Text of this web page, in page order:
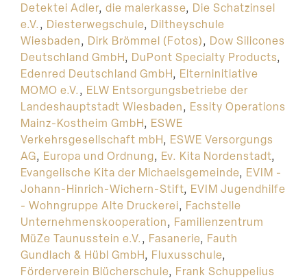
Detektei Adler, die malerkasse, Die Schatzinsel
e.V., Diesterwegschule, Diltheyschule
Wiesbaden, Dirk Brömmel (Fotos), Dow Silicones
Deutschland GmbH, DuPont Specialty Products,
Edenred Deutschland GmbH, Elterninitiative
MOMO e.V., ELW Entsorgungsbetriebe der
Landeshauptstadt Wiesbaden, Essity Operations
Mainz-Kostheim GmbH, ESWE
Verkehrsgesellschaft mbH, ESWE Versorgungs
AG, Europa und Ordnung, Ev. Kita Nordenstadt,
Evangelische Kita der Michaelsgemeinde, EVIM -
Johann-Hinrich-Wichern-Stift, EVIM Jugendhilfe
- Wohngruppe Alte Druckerei, Fachstelle
Unternehmenskooperation, Familienzentrum
MüZe Taunusstein e.V., Fasanerie, Fauth
Gundlach & Hübl GmbH, Fluxusschule,
Förderverein Blücherschule, Frank Schuppelius